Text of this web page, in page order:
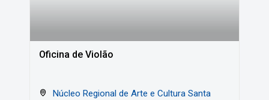
Oficina de Violão